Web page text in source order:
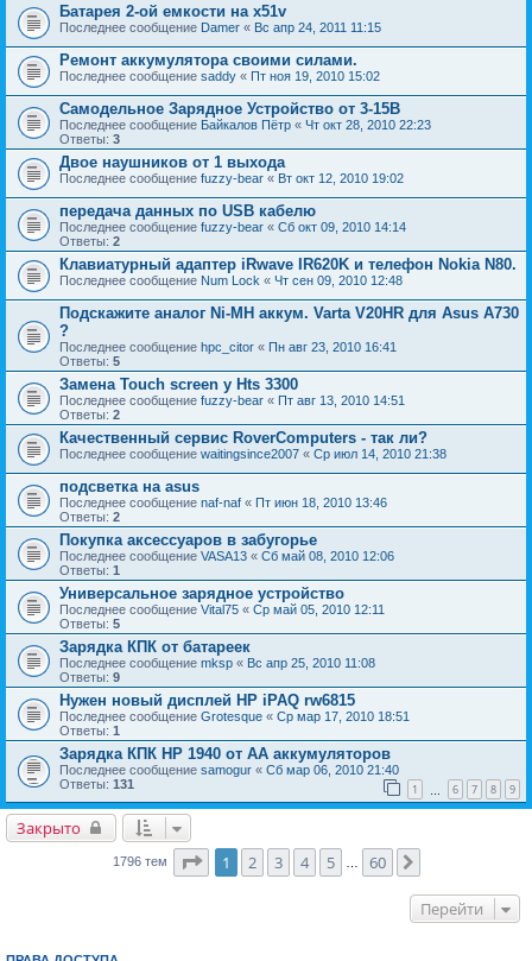
Батарея 2-ой емкости на x51v
Последнее сообщение Damer « Вс апр 24, 2011 11:15
Ремонт аккумулятора своими силами.
Последнее сообщение saddy « Пт ноя 19, 2010 15:02
Самодельное Зарядное Устройство от 3-15В
Последнее сообщение Байкалов Пётр « Чт окт 28, 2010 22:23
Ответы: 3
Двое наушников от 1 выхода
Последнее сообщение fuzzy-bear « Вт окт 12, 2010 19:02
передача данных по USB кабелю
Последнее сообщение fuzzy-bear « Сб окт 09, 2010 14:14
Ответы: 2
Клавиатурный адаптер iRwave IR620K и телефон Nokia N80.
Последнее сообщение Num Lock « Чт сен 09, 2010 12:48
Подскажите аналог Ni-MH аккум. Varta V20HR для Asus A730
?
Последнее сообщение hpc_citor « Пн авг 23, 2010 16:41
Ответы: 5
Замена Touch screen у Hts 3300
Последнее сообщение fuzzy-bear « Пт авг 13, 2010 14:51
Ответы: 2
Качественный сервис RoverComputers - так ли?
Последнее сообщение waitingsince2007 « Ср июл 14, 2010 21:38
подсветка на asus
Последнее сообщение naf-naf « Пт июн 18, 2010 13:46
Ответы: 2
Покупка аксессуаров в забугорье
Последнее сообщение VASA13 « Сб май 08, 2010 12:06
Ответы: 1
Универсальное зарядное устройство
Последнее сообщение Vital75 « Ср май 05, 2010 12:11
Ответы: 5
Зарядка КПК от батареек
Последнее сообщение mksp « Вс апр 25, 2010 11:08
Ответы: 9
Нужен новый дисплей HP iPAQ rw6815
Последнее сообщение Grotesque « Ср мар 17, 2010 18:51
Ответы: 1
Зарядка КПК HP 1940 от AA аккумуляторов
Последнее сообщение samogur « Сб мар 06, 2010 21:40
Ответы: 131 1 6 7 8 9
Закрыто
1796 тем Страница1 из
1 2 3 4 5 … 60
Перейти